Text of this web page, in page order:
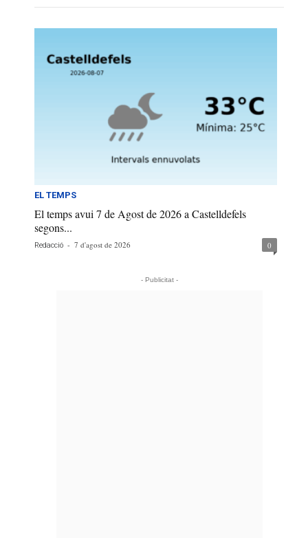
EL TEMPS
El temps avui 7 de Agost de 2026 a Castelldefels
segons...
Redacció - 7 d'agost de 2026 0
- Publicitat -